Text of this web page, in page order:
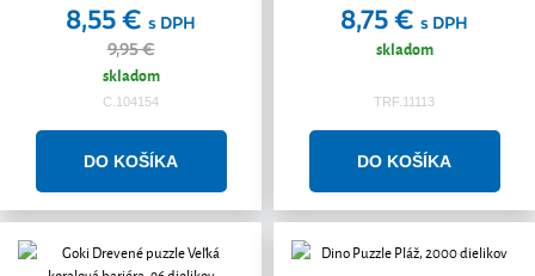
8,55 € s DPH
9,95 €
skladom
C.104154
8,75 € s DPH
skladom
TRF.11113